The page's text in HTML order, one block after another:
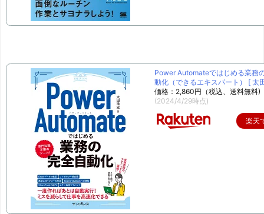
Power Automateではじめる業務
動化（できるエキスパート） [ 太
価格：2,860円（税込、送料無料)
(2024/4/29時点)
楽天